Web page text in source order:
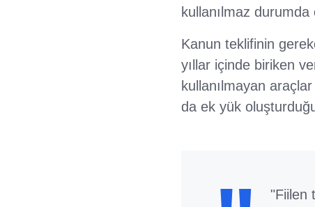
kullanılmaz
Kanun teklifinin
yıllar içinde biriken
kullanılmayan
da ek yük
"Fiilen